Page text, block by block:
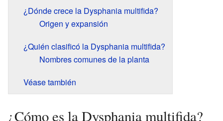
¿Dónde crece la Dysphania multifida?
Origen y expansión
¿Quién clasificó la Dysphania multifida?
Nombres comunes de la planta
Véase también
¿Cómo es la Dysphania multifida?